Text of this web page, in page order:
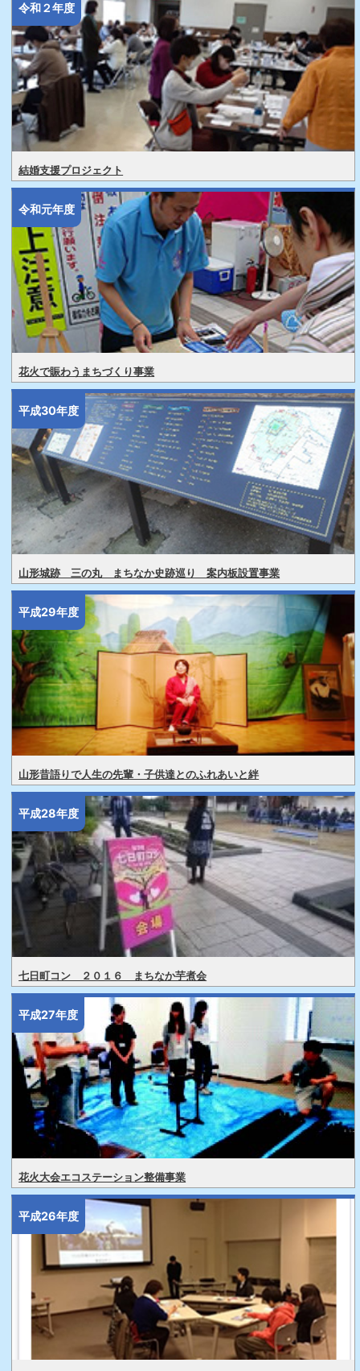
令和２年度
結婚支援プロジェクト
令和元年度
花火で賑わうまちづくり事業
平成30年度
山形城跡 三の丸 まちなか史跡巡り 案内板設置事業
平成29年度
山形昔語りで人生の先輩・子供達とのふれあいと絆
平成28年度
七日町コン ２０１６ まちなか芋煮会
平成27年度
花火大会エコステーション整備事業
平成26年度